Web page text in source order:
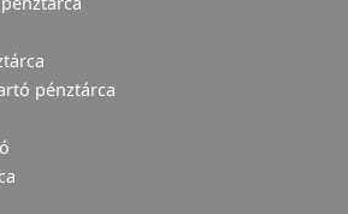
pénztárca